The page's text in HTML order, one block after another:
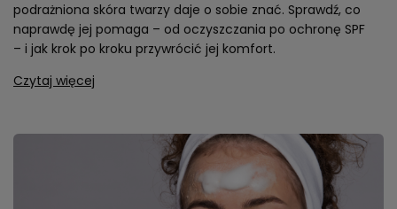
podrażniona skóra twarzy daje o sobie znać. Sprawdź, co
naprawdę jej pomaga – od oczyszczania po ochronę SPF
– i jak krok po kroku przywrócić jej komfort.
Czytaj więcej